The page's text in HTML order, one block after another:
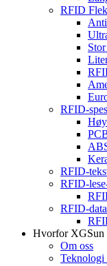
RFID
RFID-
RFID-
RFID-
RFID-
Hvorfor XGSun
Om oss
Teknologi